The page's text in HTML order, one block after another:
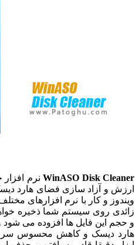
WinASO Diskنرم افزار جهت
و آزاد سازی فضای هارد دیسک
و کار با نرم افزارهای مختلف و
روی سیستم شما ذخیره خواهند
این فایل ها افزوده می شود و
دیسک و کاهش محسوس سرعت